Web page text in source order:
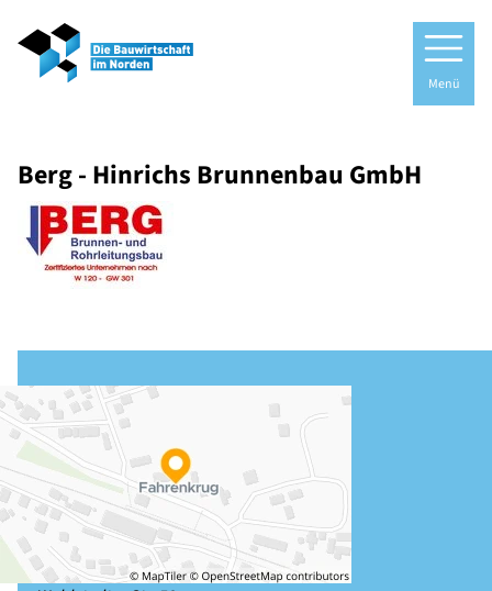
Menü
Berg - Hinrichs Brunnenbau GmbH